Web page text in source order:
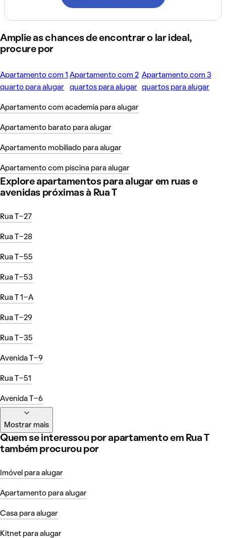
Amplie as chances de encontrar o lar ideal,
procure por
Apartamento com 1
quarto para alugar
Apartamento com 2
quartos para alugar
Apartamento com 3
quartos para alugar
Apartamento com academia para alugar
Apartamento barato para alugar
Apartamento mobiliado para alugar
Apartamento com piscina para alugar
Explore apartamentos para alugar em ruas e
avenidas próximas à Rua T
Rua T-27
Rua T-28
Rua T-55
Rua T-53
Rua T 1-A
Rua T-29
Rua T-35
Avenida T-9
Rua T-51
Avenida T-6
Mostrar mais
Quem se interessou por apartamento em Rua T
também procurou por
Imóvel para alugar
Apartamento para alugar
Casa para alugar
Kitnet para alugar